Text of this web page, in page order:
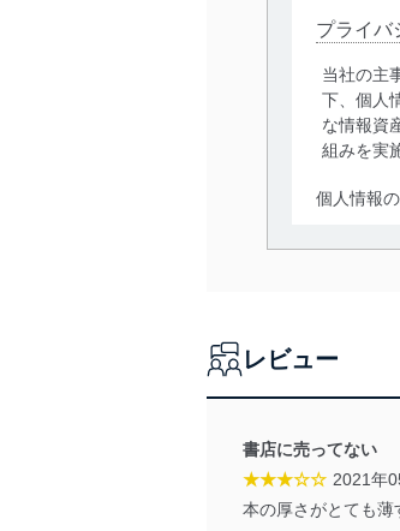
プライバ
当社の主
下、個人
な情報資
組みを実
個人情報
当社は、
令及びそ
個人情報
レビュー
書店に売ってない
★★★☆☆ 2021年
本の厚さがとても薄